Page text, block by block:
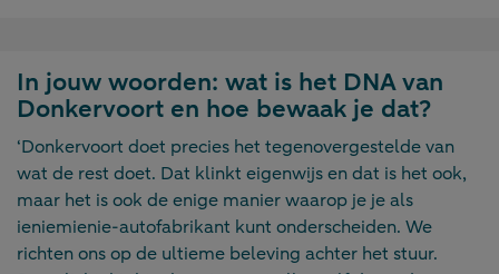
In jouw woorden: wat is het DNA van
Donkervoort en hoe bewaak je dat?
‘Donkervoort doet precies het tegenovergestelde van
wat de rest doet. Dat klinkt eigenwijs en dat is het ook,
maar het is ook de enige manier waarop je je als
ieniemienie-autofabrikant kunt onderscheiden. We
richten ons op de ultieme beleving achter het stuur.